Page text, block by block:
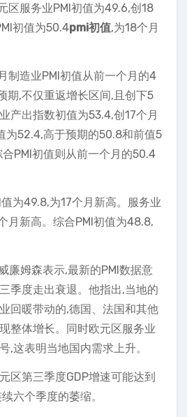
区服务业PMI初值为49.6,创18
初值为50.4pmi初值,为18个月
制造业PMI初值从前一个月的4
期,不仅重返增长区间,且创下5
产出指数初值为53.4,创17个月
为52.4,高于预期的50.8和前值5
PMI初值则从前一个月的50.4
为49.8,为17个月新高。服务业
月新高。综合PMI初值为48.8,
廉姆森表示,最新的PMI数据意
季度走出衰退。他指出,当地的
回暖带动的,德国、法国和其他
整体增长。同时欧元区服务业
,这表明当地国内需求上升。
区第三季度GDP增速可能达到
六个季度的萎缩。